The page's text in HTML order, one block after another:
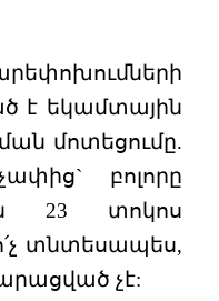
է եկամտային
մոտեցումը.
բոլորը
23 տոկոս
տնտեսապես,
չէ: